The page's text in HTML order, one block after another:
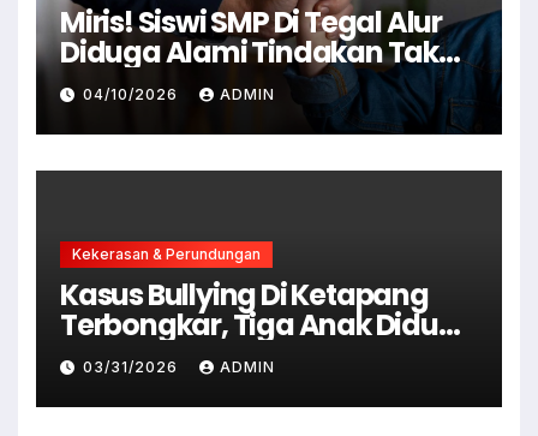
Miris! Siswi SMP Di Tegal Alur
Diduga Alami Tindakan Tak
Senonoh Di Sekolah
04/10/2026 ADMIN
Kekerasan & Perundungan
Kasus Bullying Di Ketapang
Terbongkar, Tiga Anak Diduga
Terlibat Kini Jadi Tersangka
03/31/2026 ADMIN